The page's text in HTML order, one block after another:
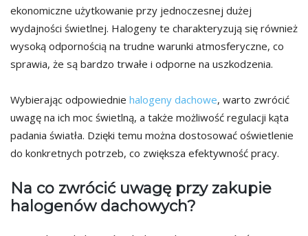
ekonomiczne użytkowanie przy jednoczesnej dużej
wydajności świetlnej. Halogeny te charakteryzują się również
wysoką odpornością na trudne warunki atmosferyczne, co
sprawia, że są bardzo trwałe i odporne na uszkodzenia.
Wybierając odpowiednie halogeny dachowe, warto zwrócić
uwagę na ich moc świetlną, a także możliwość regulacji kąta
padania światła. Dzięki temu można dostosować oświetlenie
do konkretnych potrzeb, co zwiększa efektywność pracy.
Na co zwrócić uwagę przy zakupie
halogenów dachowych?